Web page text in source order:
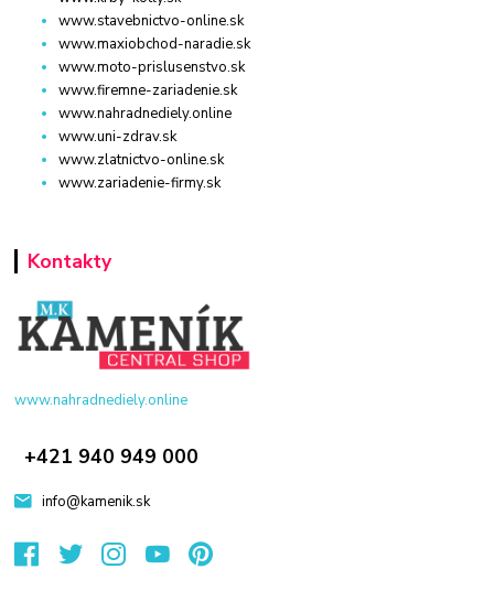
www.stavebnictvo-online.sk
www.maxiobchod-naradie.sk
www.moto-prislusenstvo.sk
www.firemne-zariadenie.sk
www.nahradnediely.online
www.uni-zdrav.sk
www.zlatnictvo-online.sk
www.zariadenie-firmy.sk
Kontakty
www.nahradnediely.online
+421 940 949 000
info@kamenik.sk